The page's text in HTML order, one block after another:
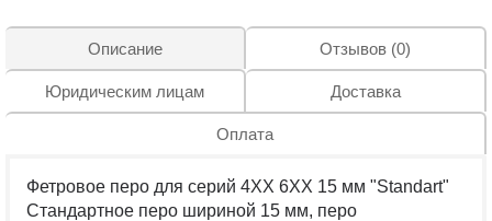
Описание Отзывов (0)
Юридическим лицам Доставка
Оплата
Фетровое перо для серий 4XX 6XX 15 мм "Standart"
Стандартное перо шириной 15 мм, перо